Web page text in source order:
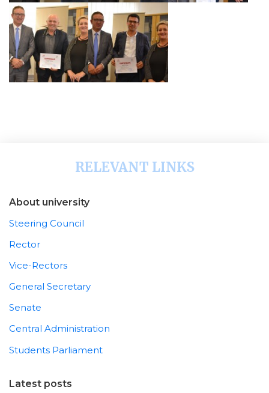
RELEVANT LINKS
About university
Steering Council
Rector
Vice-Rectors
General Secretary
Senate
Central Administration
Students Parliament
Latest posts